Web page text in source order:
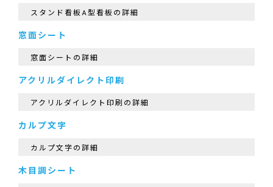
スタンド看板A型看板の詳細
窓面シート
窓面シートの詳細
アクリルダイレクト印刷
アクリルダイレクト印刷の詳細
カルプ文字
カルプ文字の詳細
木目調シート